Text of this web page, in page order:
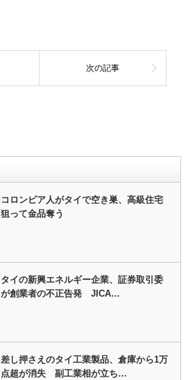
次の記事
コロンビア人がタイで空き巣、高級住宅
狙って金品奪う
タイの新興エネルギー企業、証券取引委
が創業者の不正告発 JICA…
差し押さえのタイ工業製品、倉庫から1万
点超が消失 副工業相が立ち…